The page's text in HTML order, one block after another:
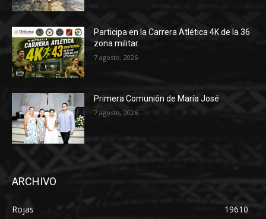
Participa en la Carrera Atlética 4K de la 36
zona militar.
7 agosto, 2026
Primera Comunión de María José
7 agosto, 2026
ARCHIVO
Rojas
19610